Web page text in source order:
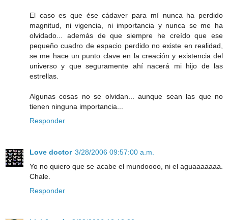
El caso es que ése cádaver para mí nunca ha perdido
magnitud, ni vigencia, ni importancia y nunca se me ha
olvidado... además de que siempre he creído que ese
pequeño cuadro de espacio perdido no existe en realidad,
se me hace un punto clave en la creación y existencia del
universo y que seguramente ahí nacerá mi hijo de las
estrellas.
Algunas cosas no se olvidan... aunque sean las que no
tienen ninguna importancia...
Responder
Love doctor 3/28/2006 09:57:00 a.m.
Yo no quiero que se acabe el mundoooo, ni el aguaaaaaaa.
Chale.
Responder